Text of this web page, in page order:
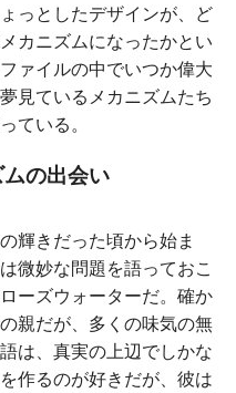
っとしたデザインが、ど
カニズムになったかとい
ァイルの中でいつか偉大
見ているメカニズムたち
ている。
の出会い
輝きだった頃から始ま
微妙な問題を語っておこ
ーズウォーターだ。確か
親だが、多くの味気の無
は、真実の上辺でしかな
作るのが好きだが、彼は